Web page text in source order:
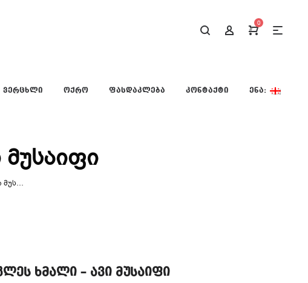
0
ᲕᲔᲠᲪᲮᲚᲘ ᲝᲥᲠᲝ ᲤᲐᲡᲓᲐᲙᲚᲔᲑᲐ ᲙᲝᲜᲢᲐᲥᲢᲘ ᲔᲜᲐ:
ᲛᲔᲤᲔ ᲔᲠᲔᲙᲚᲔᲡ ᲮᲛᲐᲚᲘ – ᲐᲕᲘ ᲛᲣᲡᲐᲘᲤᲘ
ხმალი – ავი მუსაიფი